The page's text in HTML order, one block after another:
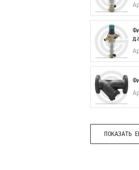
ПОКАЗАТЬ